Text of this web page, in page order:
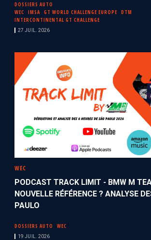
DOSSIERS AUTO
WEC
IMSA GT WORLD CHALLENGE EUROPE
DTM
INTERCONTINENTAL GT CHALLENGE
27 JUIL. 2026
WEC
PODCAST TRACK LIMIT - BMW M
NOUVELLE RÉFÉRENCE ? ANALYSE
PAULO
DOSSIERS AUTO WEC
19 JUIL. 2026